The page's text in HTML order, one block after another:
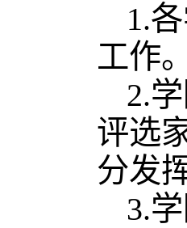
1.
工作。
2.
评选
分发
3.